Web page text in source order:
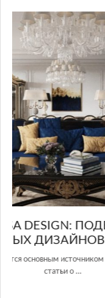
GLAZOV
Glazov Design Group- это